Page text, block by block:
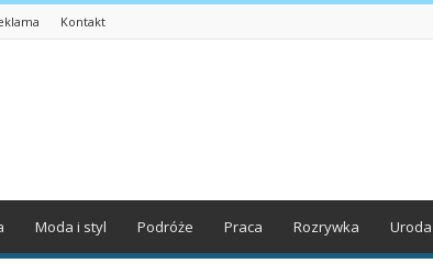
Kontakt
Moda i styl Podróże Praca Rozrywka Uroda